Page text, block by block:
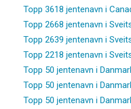
Topp 3618 jentenavn i
Topp 2668 jentenavn i
Topp 2639 jentenavn i
Topp 2218 jentenavn i
Topp 50 jentenavn i
Topp 50 jentenavn i
Topp 50 jentenavn i